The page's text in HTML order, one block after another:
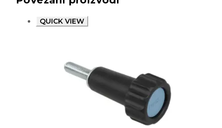
QUICK VIEW